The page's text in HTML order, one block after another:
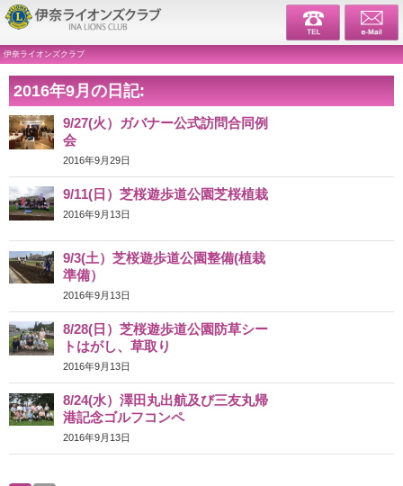
伊奈ライ
伊奈ライオンズクラブ
2016年9月の日記:
9/27(火）ガバナー公式訪問合同例
会
2016年9月29日
9/11(日）芝桜遊歩道公園芝桜植栽
2016年9月13日
9/3(土）芝桜遊歩道公園整備(植栽
準備）
2016年9月13日
8/28(日）芝桜遊歩道公園防草シー
トはがし、草取り
2016年9月13日
8/24(水）澤田丸出航及び三友丸帰
港記念ゴルフコンペ
2016年9月13日